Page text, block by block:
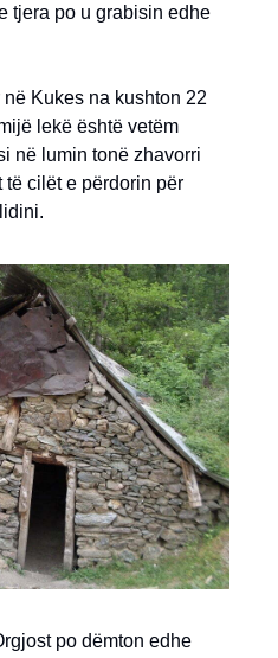
tjera po u grabisin edhe
Kukes na kushton 22
lekë është vetëm
në lumin tonë zhavorri
cilët e përdorin për
po dëmton edhe